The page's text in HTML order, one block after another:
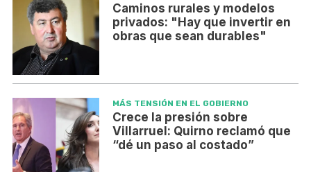
Caminos rurales y modelos
privados: "Hay que invertir en
obras que sean durables"
MÁS TENSIÓN EN EL GOBIERNO
Crece la presión sobre
Villarruel: Quirno reclamó que
“dé un paso al costado”